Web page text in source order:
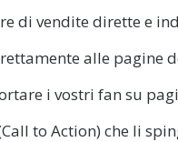
di vendite dirette e
alle pagine
i vostri fan su
to Action) che li